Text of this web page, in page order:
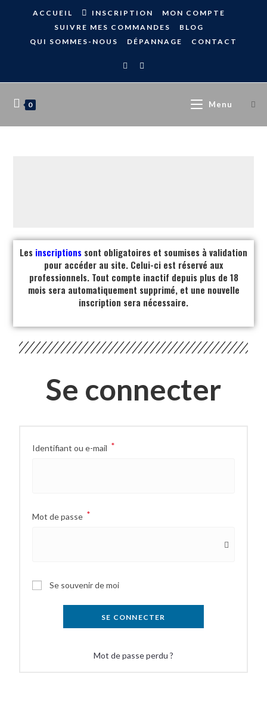
ACCUEIL INSCRIPTION
MON COMPTE
SUIVRE MES COMMANDES
BLOG
QUI SOMMES-NOUS
DÉPANNAGE CONTACT
0 Menu
Les inscriptions sont obligatoires et soumises à validation
pour accéder au site. Celui-ci est réservé aux
professionnels. Tout compte inactif depuis plus de 18
mois sera automatiquement supprimé, et une nouvelle
inscription sera nécessaire.
Se connecter
Identifiant ou e-mail *
Mot de passe *
Se souvenir de moi
SE CONNECTER
Mot de passe perdu ?